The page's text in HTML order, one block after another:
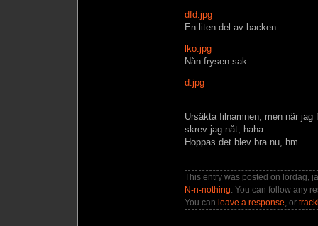
dfd.jpg
En liten del av backen.
lko.jpg
Nån frysen sak.
d.jpg
…
Ursäkta filnamnen, men när
skrev jag nåt, haha.
Hoppas det blev bra nu, hm.
This entry was posted on lördag,
N-n-nothing. You can follow any
You can leave a response, or